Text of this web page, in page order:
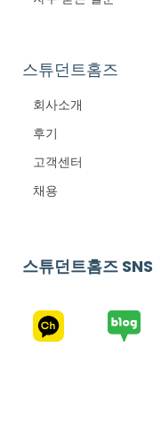
스튜던트홈즈
회사소개
후기
고객센터
채용
스튜던트홈즈 SNS